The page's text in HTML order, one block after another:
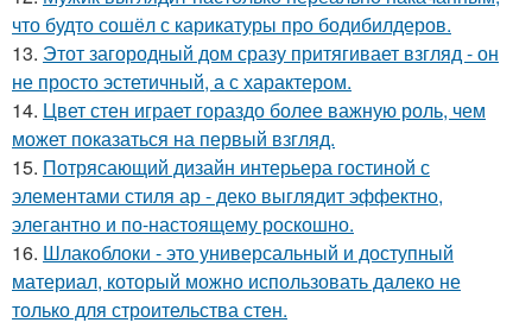
что будто сошёл с карикатуры про бодибилдеров.
13. Этот загородный дом сразу притягивает взгляд - он
не просто эстетичный, а с характером.
14. Цвет стен играет гораздо более важную роль, чем
может показаться на первый взгляд.
15. Потрясающий дизайн интерьера гостиной с
элементами стиля ар - деко выглядит эффектно,
элегантно и по-настоящему роскошно.
16. Шлакоблоки - это универсальный и доступный
материал, который можно использовать далеко не
только для строительства стен.